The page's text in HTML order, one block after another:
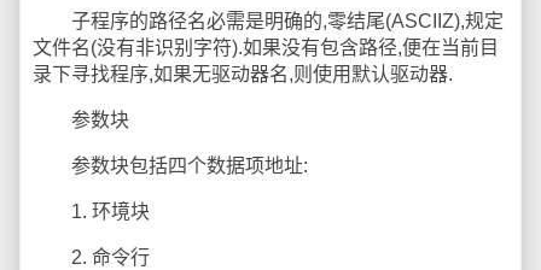
子程序的路径名必需是明确的,零结尾(ASCIIZ),规定
文件名(没有非识别字符).如果没有包含路径,便在当前目
录下寻找程序,如果无驱动器名,则使用默认驱动器.
参数块
参数块包括四个数据项地址:
1. 环境块
2. 命令行